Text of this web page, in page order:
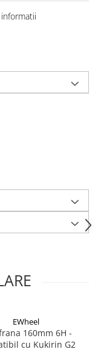
EWheel
160mm 6H -
cu Kukirin G2